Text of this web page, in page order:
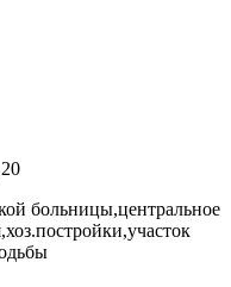
больницы,центральное